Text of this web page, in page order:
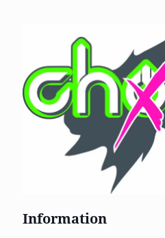
Information